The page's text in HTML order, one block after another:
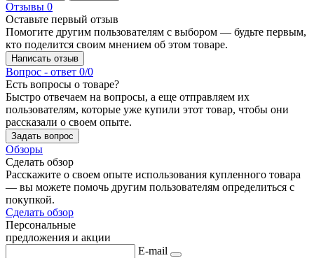
Отзывы 0
Оставьте первый отзыв
Помогите другим пользователям с выбором — будьте первым,
кто поделится своим мнением об этом товаре.
Написать отзыв
Вопрос - ответ 0/0
Есть вопросы о товаре?
Быстро отвечаем на вопросы, а еще отправляем их
пользователям, которые уже купили этот товар, чтобы они
рассказали о своем опыте.
Задать вопрос
Обзоры
Сделать обзор
Расскажите о своем опыте использования купленного товара
— вы можете помочь другим пользователям определиться с
покупкой.
Сделать обзор
Персональные
предложения и акции
E-mail